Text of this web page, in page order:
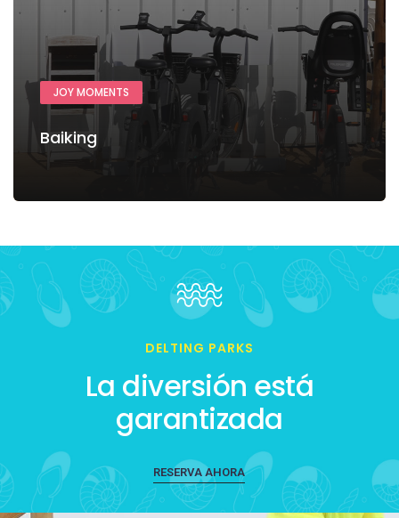
JOY MOMENTS
Baiking
DELTING PARKS
La diversión está
garantizada
RESERVA AHORA